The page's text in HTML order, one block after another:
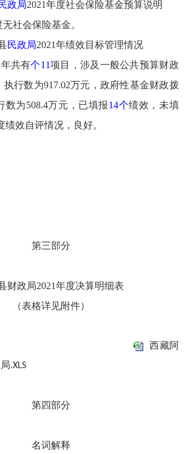
政局2021年度社会保险基金预算说明
无社会保险基金。
民政局2021年绩效目标管理情况
共有个11项目
，涉及一般公共预算财政
执行数为917.02万元，政府性基金财政拨
数为508.4万元 ， 已填报14个绩效，未填
绩效自评情况，良好。
第三部分
财政局2021年度决算明细表
（表格详见附件）
西藏阿
.XLS
第四部分
名词解释